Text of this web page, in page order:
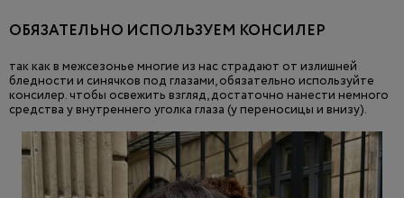
ОБЯЗАТЕЛЬНО ИСПОЛЬЗУЕМ КОНСИЛЕР
так как в межсезонье многие из нас страдают от излишней
бледности и синячков под глазами, обязательно используйте
консилер. чтобы освежить взгляд, достаточно нанести немного
средства у внутреннего уголка глаза (у переносицы и внизу).